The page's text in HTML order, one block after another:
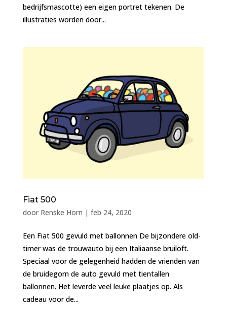
bedrijfsmascotte) een eigen portret tekenen. De
illustraties worden door...
Fiat 500
door Renske Horn | feb 24, 2020
Een Fiat 500 gevuld met ballonnen De bijzondere old-
timer was de trouwauto bij een Italiaanse bruiloft.
Speciaal voor de gelegenheid hadden de vrienden van
de bruidegom de auto gevuld met tientallen
ballonnen. Het leverde veel leuke plaatjes op. Als
cadeau voor de...